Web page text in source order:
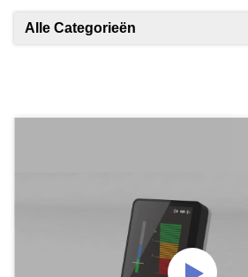
Alle Categorieën